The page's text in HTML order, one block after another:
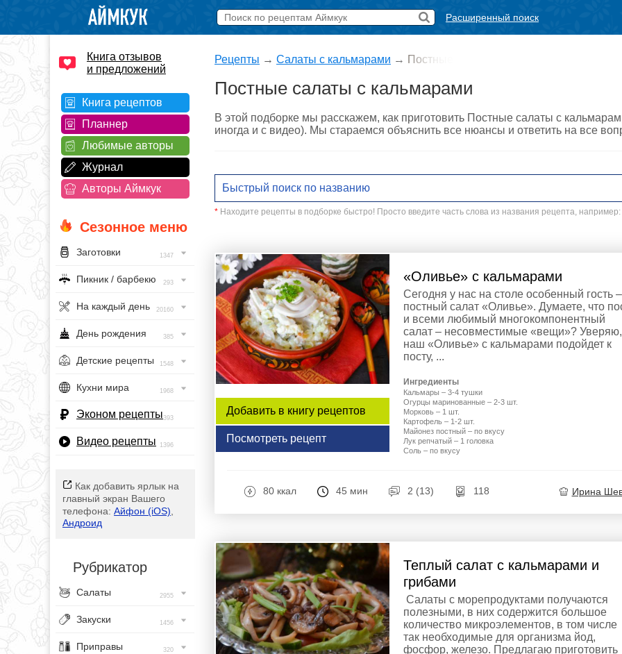
Расширенный поиск
Книга отзывов
и предложений
Книга рецептов
Планнер
Любимые авторы
Журнал
Авторы Аймкук
Сезонное меню
Заготовки 1347
Пикник / барбекю 293
На каждый день 20160
День рождения 385
Детские рецепты 1548
Кухни мира 1968
Эконом рецепты393
Видео рецепты 1396
Как добавить ярлык на
главный экран Вашего
телефона: Айфон (iOS)
Андроид
Рубрикатор
Салаты 2955
Закуски 1456
Приправы 320
Рецепты → Салаты с кальмарами → Постные
Постные салаты с кальмарами
В этой подборке мы расскажем, как приготовить Постные салаты с
иногда и с видео). Мы стараемся объяснить все нюансы и ответить на все
* Находите рецепты в подборке быстро! Просто введите часть слова из названия рецепта, например:
Добавить в книгу рецептов
Посмотреть рецепт
«Оливье» с кальмарами
Сегодня у нас на столе особенный гость –
постный салат «Оливье». Думаете, что
и всеми любимый многокомпонентный
салат – несовместимые «вещи»? Уверяю,
наш «Оливье» с кальмарами подойдет к
посту, ...
Ингредиенты
Кальмары – 3-4 тушки
Огурцы маринованные – 2-3 шт.
Морковь – 1 шт.
Картофель – 1-2 шт.
Майонез постный – по вкусу
Лук репчатый – 1 головка
Соль – по вкусу
80 ккал 45 мин 2 (13) 118 Ирина
Теплый салат с кальмарами и
грибами
Салаты с морепродуктами получаются
полезными, в них содержится большое
количество микроэлементов, в том числе
так необходимые для организма йод,
фосфор, железо. Предлагаю приготовить